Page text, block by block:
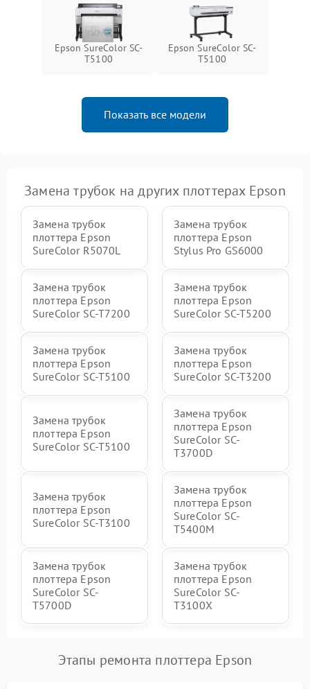
Epson SureColor SC-
T5100
Epson SureColor SC-
T5100
Показать все модели
Замена трубок на других плоттерах Epson
Замена трубок
плоттера Epson
SureColor R5070L
Замена трубок
плоттера Epson
Stylus Pro GS6000
Замена трубок
плоттера Epson
SureColor SC-T7200
Замена трубок
плоттера Epson
SureColor SC-T5200
Замена трубок
плоттера Epson
SureColor SC-T5100
Замена трубок
плоттера Epson
SureColor SC-T3200
Замена трубок
плоттера Epson
SureColor SC-T5100
Замена трубок
плоттера Epson
SureColor SC-
T3700D
Замена трубок
плоттера Epson
SureColor SC-T3100
Замена трубок
плоттера Epson
SureColor SC-
T5400M
Замена трубок
плоттера Epson
SureColor SC-
T5700D
Замена трубок
плоттера Epson
SureColor SC-
T3100X
Этапы ремонта плоттера Epson